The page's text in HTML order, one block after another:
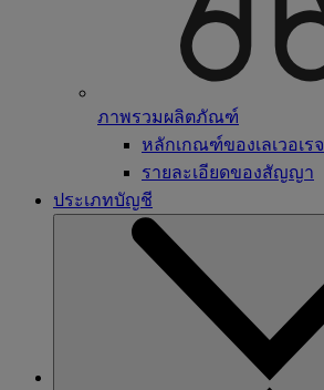
ภาพรวมผลิตภัณฑ์
หลักเกณฑ์ของเลเวอเรจ
รายละเอียดของสัญญา
ประเภทบัญชี